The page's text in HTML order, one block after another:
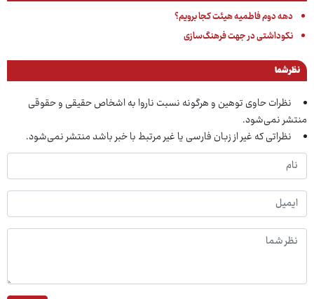
دهه دوم فاطمیه هیئت کجا برویم؟
نکوداشتی در جهت فرهنگ‌سازی
نظر شما
نظرات حاوی توهین و هرگونه نسبت ناروا به اشخاص حقیقی و حقوقی
منتشر نمی‌شود.
نظراتی که غیر از زبان فارسی یا غیر مرتبط با خبر باشد منتشر نمی‌شود.